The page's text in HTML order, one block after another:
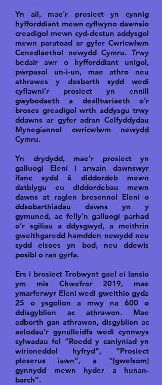
Yn ail, mae’r prosiect yn cynnig
hyfforddiant mewn cyflwyno dawnsio
creadigol mewn cyd-destun addysgol
mewn paratoad ar gyfer Cwricwlwm
Cenedlaethol newydd Cymru. Trwy
bedair awr o hyfforddiant unigol,
pwrpasol un-i-un, mae athro neu
athrawes y dosbarth sydd wedi
cyflawni’r prosiect yn ennill
gwybodaeth a dealltwriaeth o’r
broses greadigol wrth addysgu trwy
ddawns ar gyfer adran Celfyddydau
Mynegiannol cwricwlwm newydd
Cymru.
Yn drydydd, mae’r prosiect yn
galluogi Eleni i arwain dawnswyr
ifanc sydd â diddordeb mewn
datblygu eu diddordebau mewn
dawns at raglen bresennol Eleni o
ddsobarthiadau dawns yn y
gymuned, ac felly’n galluogi parhad
o’r sgiliau a ddysgwyd, a meithrin
gweithgaredd hamdden newydd neu
sydd eisoes yn bod, neu ddewis
posibl o ran gyrfa.
Ers i brosiect Trobwynt gael ei lansio
ym mis Chwefror 2019, mae
ymarferwyr Eleni wedi gweithio gyda
25 o ysgolion a mwy na 600 o
ddisgyblion ac athrawon. Mae
adborth gan athrawon, disgyblion ac
aelodau’r gynulleidfa wedi cynnwys
sylwadau fel “Roedd y canlyniad yn
wirioneddol hyfryd”, “Prosiect
pleserus iawn”, a “[gwelsom]
gynnydd mewn hyder a hunan-
barch”.